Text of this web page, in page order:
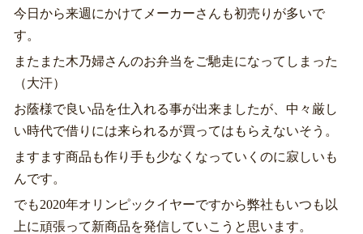
今日から来週にかけてメーカーさんも初売りが多いで
す。
またまた木乃婦さんのお弁当をご馳走になってしまった
（大汗）
お蔭様で良い品を仕入れる事が出来ましたが、中々厳し
い時代で借りには来られるが買ってはもらえないそう。
ますます商品も作り手も少なくなっていくのに寂しいも
んです。
でも2020年オリンピックイヤーですから弊社もいつも以
上に頑張って新商品を発信していこうと思います。